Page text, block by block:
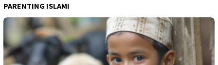
PARENTING ISLAMI